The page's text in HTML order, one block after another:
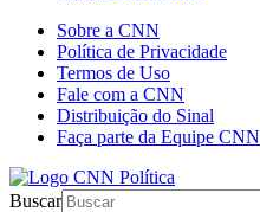
Sobre a CNN
Política de Privacidade
Termos de Uso
Fale com a CNN
Distribuição do Sinal
Faça parte da Equipe CNN
Buscar